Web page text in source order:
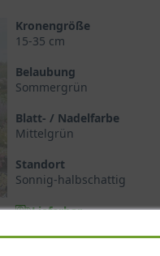
Kronengröße
15-35 cm
Belaubung
Sommergrün
Blatt- / Nadelfarbe
Mittelgrün
Standort
Sonnig-halbschattig
Lieferbar